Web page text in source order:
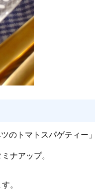
のトマトスパゲティー
ナアップ。
。